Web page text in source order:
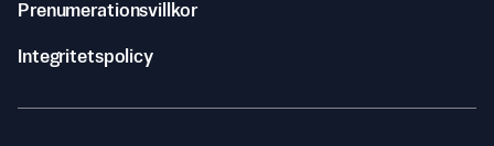
Prenumerationsvillkor
Integritetspolicy